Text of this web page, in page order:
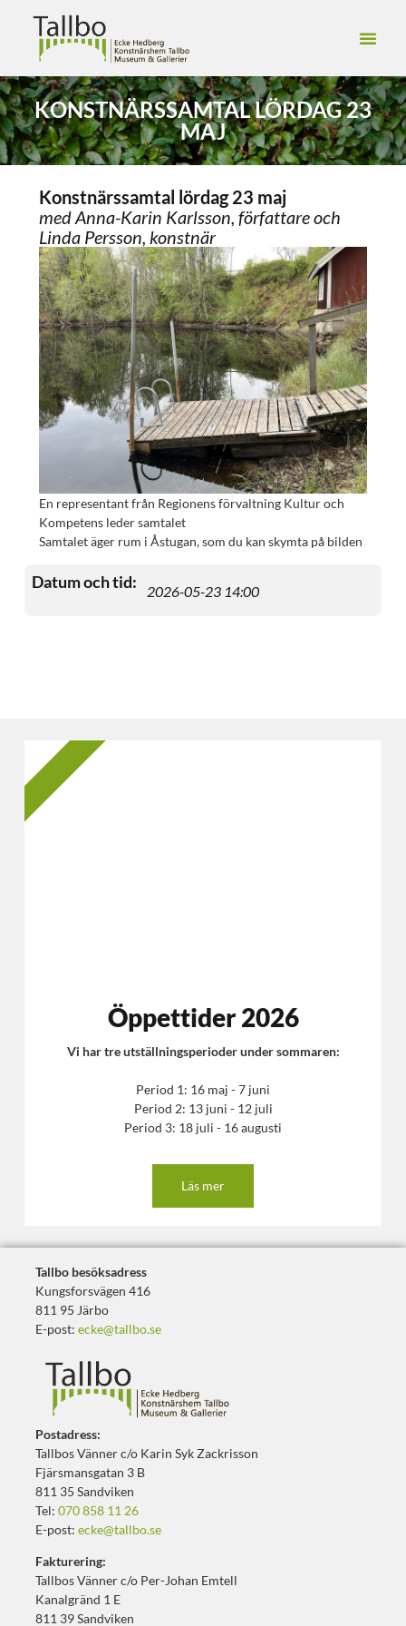
KONSTNÄRSSAMTAL LÖRDAG 23
MAJ
Konstnärssamtal lördag 23 maj
med Anna-Karin Karlsson, författare och
Linda Persson, konstnär
En representant från Regionens förvaltning Kultur och
Kompetens leder samtalet
Samtalet äger rum i Åstugan, som du kan skymta på bilden
Datum och tid: 2026-05-23 14:00
Öppettider 2026
Vi har tre utställningsperioder under sommaren:
Period 1: 16 maj - 7 juni
Period 2: 13 juni - 12 juli
Period 3: 18 juli - 16 augusti
Läs mer
2025
Tallbo besöksadress
Kungsforsvägen 416
811 95 Järbo
E-post: ecke@tallbo.se
Postadress:
Tallbos Vänner c/o Karin Syk Zackrisson
Fjärsmansgatan 3 B
811 35 Sandviken
Tel: 070 858 11 26
E-post: ecke@tallbo.se
Fakturering:
Tallbos Vänner c/o Per-Johan Emtell
Kanalgränd 1 E
811 39 Sandviken